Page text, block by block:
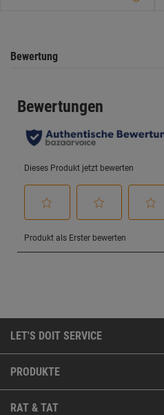
Bewertung
LET'S DOIT SERVICE
PRODUKTE
RAT & TAT